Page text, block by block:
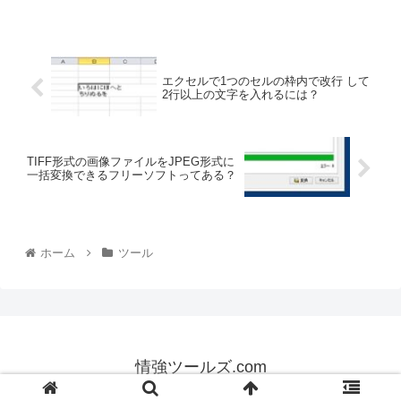
エクセルで1つのセルの枠内で改行 して
2行以上の文字を入れるには？
TIFF形式の画像ファイルをJPEG形式に
一括変換できるフリーソフトってある？
ホーム ツール
情強ツールズ.com
© 2013 情強ツールズ.com.